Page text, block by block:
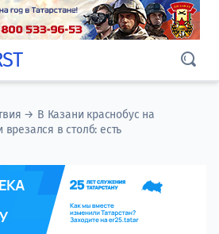
→ В Казани краснобус на
врезался в столб: есть